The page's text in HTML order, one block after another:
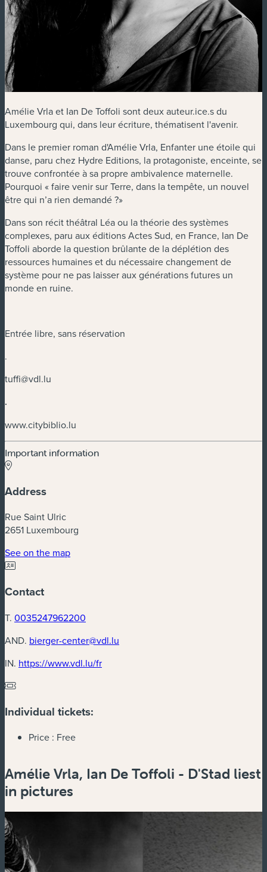
Amélie Vrla et Ian De Toffoli sont deux auteur.ice.s du
Luxembourg qui, dans leur écriture, thématisent l'avenir.
Dans le premier roman d'Amélie Vrla, Enfanter une étoile qui
danse, paru chez Hydre Editions, la protagoniste, enceinte, se
trouve confrontée à sa propre ambivalence maternelle.
Pourquoi « faire venir sur Terre, dans la tempête, un nouvel
être qui n’a rien demandé ?»
Dans son récit théâtral Léa ou la théorie des systèmes
complexes, paru aux éditions Actes Sud, en France, Ian De
Toffoli aborde la question brûlante de la déplétion des
ressources humaines et du nécessaire changement de
système pour ne pas laisser aux générations futures un
monde en ruine.
Entrée libre, sans réservation
.
tuffi@vdl.lu
.
www.citybiblio.lu
Important information
Address
Rue Saint Ulric
2651 Luxembourg
See on the map(new window)
Contact
T. 0035247962200
AND. bierger-center@vdl.lu
IN. https://www.vdl.lu/fr(new window)
Individual tickets:
Price : Free
Amélie Vrla, Ian De Toffoli - D'Stad liest
in pictures